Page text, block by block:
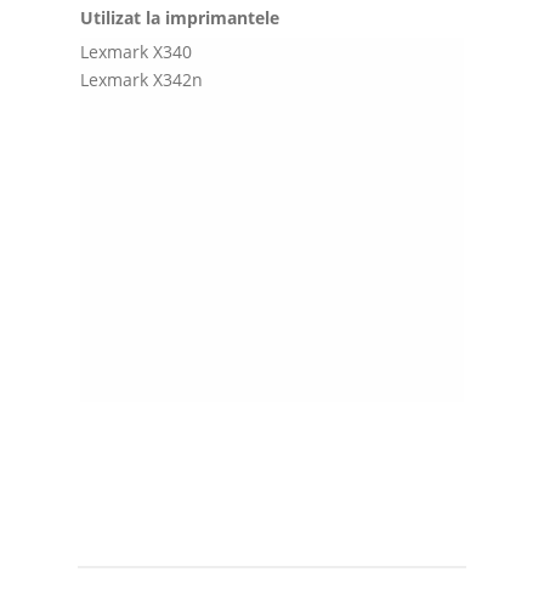
Utilizat la imprimantele
Lexmark X340
Lexmark X342n